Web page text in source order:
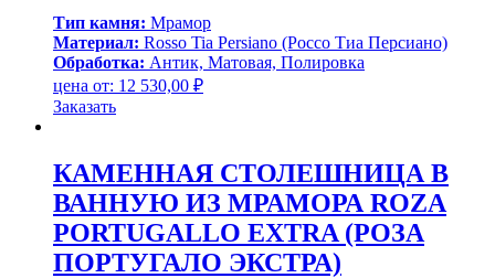
Тип камня: Мрамор
Материал: Rosso Tia Persiano (Россо Тиа Персиано)
Обработка: Антик, Матовая, Полировка
цена от: 12 530,00 ₽
Заказать
КАМЕННАЯ СТОЛЕШНИЦА В
ВАННУЮ ИЗ МРАМОРА ROZA
PORTUGALLO EXTRA (РОЗА
ПОРТУГАЛО ЭКСТРА)